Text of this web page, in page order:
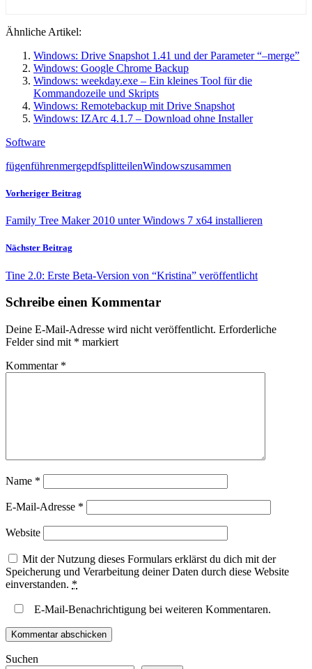
Ähnliche Artikel:
Windows: Drive Snapshot 1.41 und der Parameter “–merge”
Windows: Google Chrome Backup
Windows: weekday.exe – Ein kleines Tool für die
Kommandozeile und Skripts
Windows: Remotebackup mit Drive Snapshot
Windows: IZArc 4.1.7 – Download ohne Installer
Software
fügenführenmergepdfsplitteilenWindowszusammen
Vorheriger Beitrag
Family Tree Maker 2010 unter Windows 7 x64 installieren
Nächster Beitrag
Tine 2.0: Erste Beta-Version von “Kristina” veröffentlicht
Schreibe einen Kommentar
Deine E-Mail-Adresse wird nicht veröffentlicht. Erforderliche
Felder sind mit * markiert
Kommentar *
Name *
E-Mail-Adresse *
Website
Mit der Nutzung dieses Formulars erklärst du dich mit der
Speicherung und Verarbeitung deiner Daten durch diese Website
einverstanden. *
E-Mail-Benachrichtigung bei weiteren Kommentaren.
Suchen